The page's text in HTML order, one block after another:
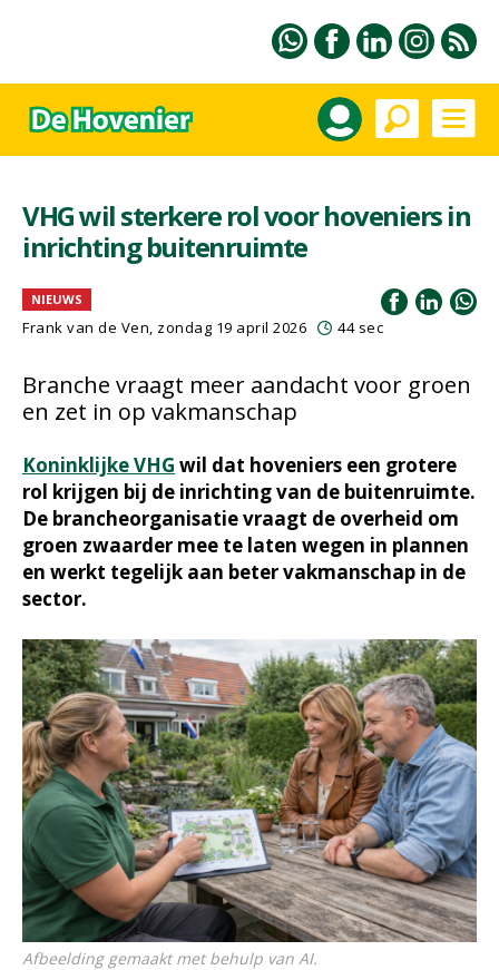
VHG wil sterkere rol voor hoveniers in
inrichting buitenruimte
NIEUWS
Frank van de Ven, zondag 19 april 2026 44 sec
Branche vraagt meer aandacht voor groen
en zet in op vakmanschap
Koninklijke VHG wil dat hoveniers een grotere
rol krijgen bij de inrichting van de buitenruimte.
De brancheorganisatie vraagt de overheid om
groen zwaarder mee te laten wegen in plannen
en werkt tegelijk aan beter vakmanschap in de
sector.
Afbeelding gemaakt met behulp van AI.